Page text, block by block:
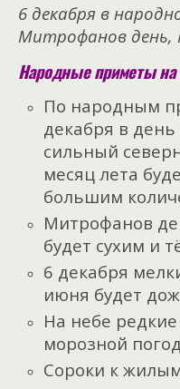
6 декабря в
Митрофанов
Народные приметы на
По народным
декабря в
сильный
месяц лета
большим
Митрофанов
будет сухим и
6 декабря
июня будет
На небе
морозной
Сороки к